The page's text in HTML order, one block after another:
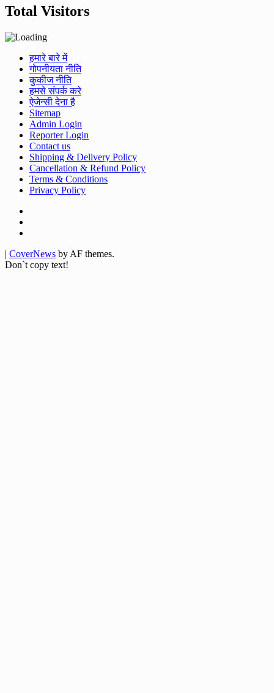
Total Visitors
हमारे बारे में
गोपनीयता नीति
कुकीज नीति
हमसे संपर्क करे
ऐजेन्सी देना है
Sitemap
Admin Login
Reporter Login
Contact us
Shipping & Delivery Policy
Cancellation & Refund Policy
Terms & Conditions
Privacy Policy
| CoverNews by AF themes.
Don`t copy text!